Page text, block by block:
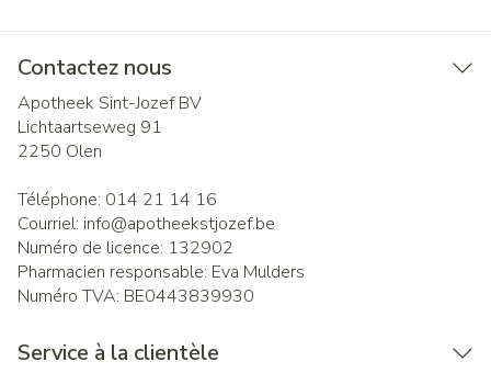
Contactez nous
Apotheek Sint-Jozef BV
Lichtaartseweg 91
2250 Olen
Téléphone: 014 21 14 16
Courriel: info@apotheekstjozef.be
Numéro de licence: 132902
Pharmacien responsable: Eva Mulders
Numéro TVA: BE0443839930
Service à la clientèle